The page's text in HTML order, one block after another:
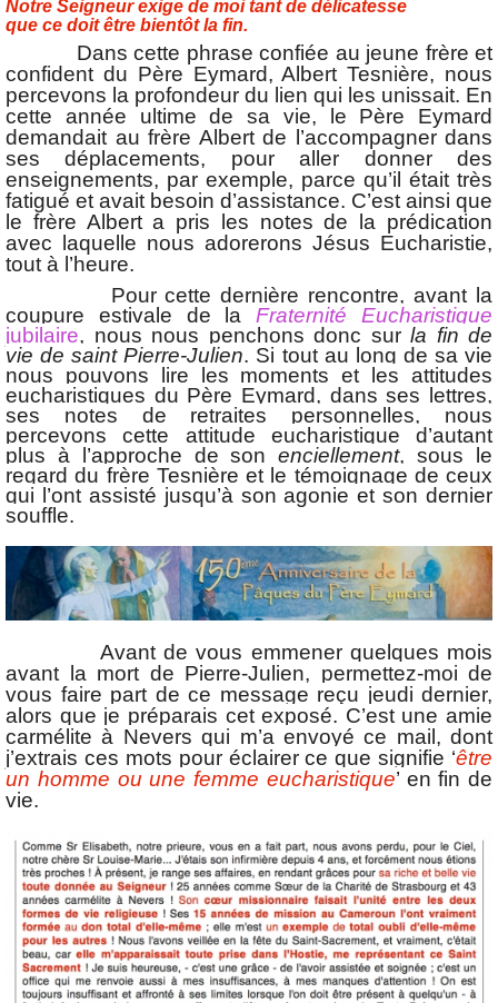
Notre Seigneur exige de moi tant de délicatesse
que ce doit être bientôt la fin.
Dans cette phrase confiée au jeune frère et
confident du Père Eymard, Albert Tesnière, nous
percevons la profondeur du lien qui les unissait. En
cette année ultime de sa vie, le Père Eymard
demandait au frère Albert de l’accompagner dans
ses déplacements, pour aller donner des
enseignements, par exemple, parce qu’il était très
fatigué et avait besoin d’assistance. C’est ainsi que
le frère Albert a pris les notes de la prédication
avec laquelle nous adorerons Jésus Eucharistie,
tout à l’heure.
Pour cette dernière rencontre, avant la
coupure estivale de laFraternité Eucharistique
jubilaire, nous nous penchons donc sur la fin de
vie de saint Pierre-Julien. Si tout au long de sa vie
nous pouvons lire les moments et les attitudes
eucharistiques du Père Eymard, dans ses lettres,
ses notes de retraites personnelles, nous
percevons cette attitude eucharistique d’autant
plus à l’approche de sonenciellement, sous le
regard du frère Tesnière et le témoignage de ceux
qui l’ont assisté jusqu’à son agonie et son dernier
souffle.
Avant de vous emmener quelques mois
avant la mort de Pierre-Julien, permettez-moi de
vous faire part de ce message reçu jeudi dernier,
alors que je préparais cet exposé. C’est une amie
carmélite à Nevers qui m’a envoyé ce mail, dont
j’extrais ces mots pour éclairer ce que signifie ‘être
un homme ou une femme eucharistique’ en fin de
vie.